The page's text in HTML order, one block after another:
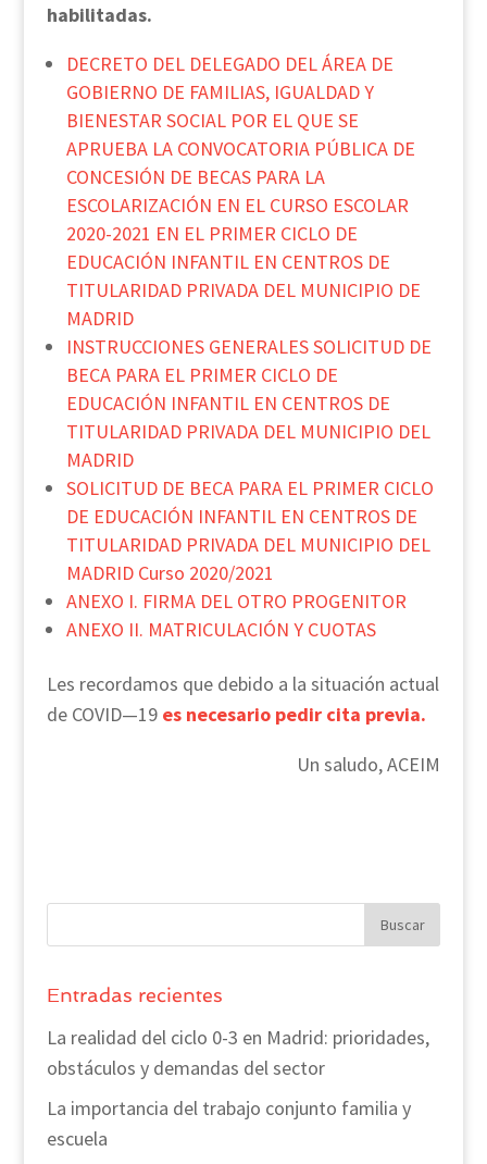
habilitadas.
DECRETO DEL DELEGADO DEL ÁREA DE
GOBIERNO DE FAMILIAS, IGUALDAD Y
BIENESTAR SOCIAL POR EL QUE SE
APRUEBA LA CONVOCATORIA PÚBLICA DE
CONCESIÓN DE BECAS PARA LA
ESCOLARIZACIÓN EN EL CURSO ESCOLAR
2020-2021 EN EL PRIMER CICLO DE
EDUCACIÓN INFANTIL EN CENTROS DE
TITULARIDAD PRIVADA DEL MUNICIPIO DE
MADRID
INSTRUCCIONES GENERALES SOLICITUD DE
BECA PARA EL PRIMER CICLO DE
EDUCACIÓN INFANTIL EN CENTROS DE
TITULARIDAD PRIVADA DEL MUNICIPIO DEL
MADRID
SOLICITUD DE BECA PARA EL PRIMER CICLO
DE EDUCACIÓN INFANTIL EN CENTROS DE
TITULARIDAD PRIVADA DEL MUNICIPIO DEL
MADRID Curso 2020/2021
ANEXO I. FIRMA DEL OTRO PROGENITOR
ANEXO II. MATRICULACIÓN Y CUOTAS
Les recordamos que debido a la situación actual
de COVID—19 es necesario pedir cita previa.
Un saludo, ACEIM
Entradas recientes
La realidad del ciclo 0-3 en Madrid: prioridades,
obstáculos y demandas del sector
La importancia del trabajo conjunto familia y
escuela